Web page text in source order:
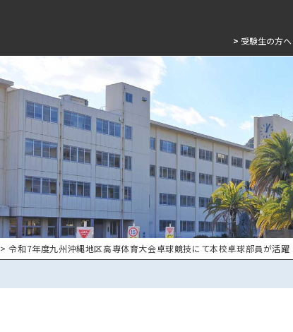
> 受験生の方へ
> 令和7年度九州沖縄地区高専体育大会卓球競技にて本校卓球部員が活躍